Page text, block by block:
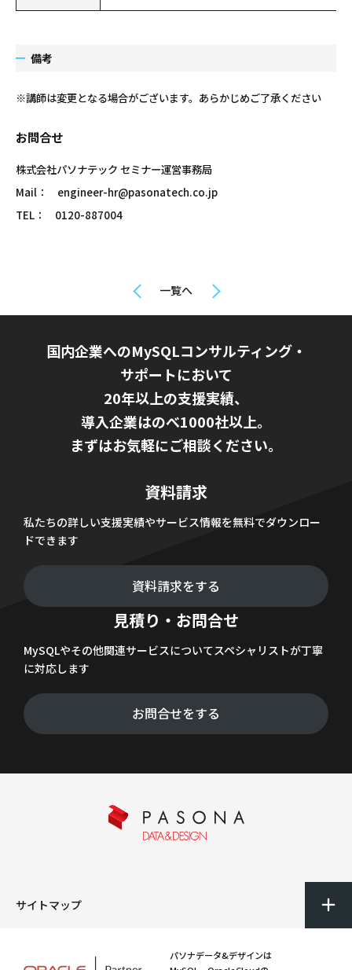
備考
※講師は変更となる場合がございます。あらかじめご了承ください
お問合せ
株式会社パソナテック セミナー運営事務局
Mail： engineer-hr@pasonatech.co.jp
TEL： 0120-887004
一覧へ
国内企業へのMySQLコンサルティング・
サポートにおいて
20年以上の支援実績、
導入企業はのべ1000社以上。
まずはお気軽にご相談ください。
資料請求
私たちの詳しい支援実績やサービス情報を無料でダウンロー
ドできます
資料請求をする
見積り・お問合せ
MySQLやその他関連サービスについてスペシャリストが丁寧
に対応します
お問合せをする
サイトマップ
パソナデータ&デザインは